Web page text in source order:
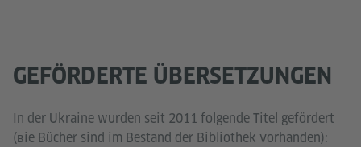
GEFÖRDERTE ÜBERSETZUNGEN
In der Ukraine wurden seit 2011 folgende Titel gefördert
(вie Bücher sind im Bestand der Bibliothek vorhanden):